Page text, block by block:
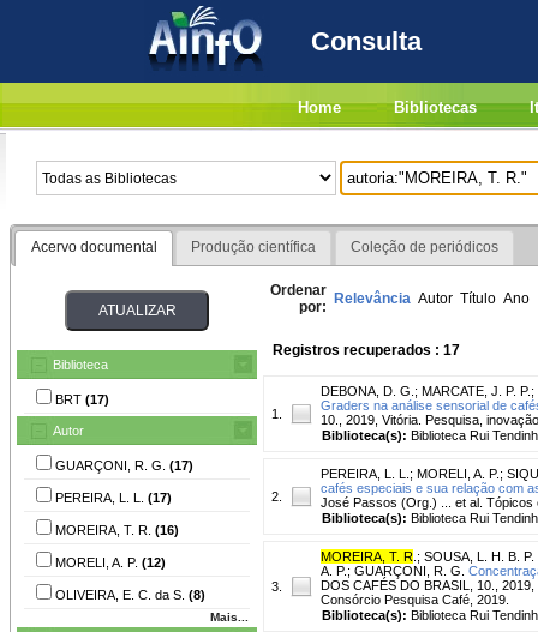
Consulta
Home Bibliotecas
Acervo documental Produção científica Coleção de periódicos
Biblioteca
BRT (17)
Autor
GUARÇONI, R. G. (17)
PEREIRA, L. L. (17)
MOREIRA, T. R. (16)
MORELI, A. P. (12)
OLIVEIRA, E. C. da S. (8)
Mais...
Ordenar
por: Relevância Autor Título Ano
Registros recuperados : 17
1.
DEBONA, D. G. ; MARCATE, J. P. P. ;
Graders na análise sensorial de
10., 2019, Vitória. Pesquisa,
Biblioteca(s): Biblioteca Rui
2.
PEREIRA, L. L. ; MORELI, A. P. ;
cafés especiais e sua relação com
José Passos (Org.) ... et al. Tópicos
Biblioteca(s): Biblioteca Rui
3.
MOREIRA, T. R ; SOUSA, L. H. B. P.
A. P. ; GUARÇONI, R. G.
DOS CAFÉS DO BRASIL, 10.,
Consórcio Pesquisa Café, 2019.
Biblioteca(s): Biblioteca Rui